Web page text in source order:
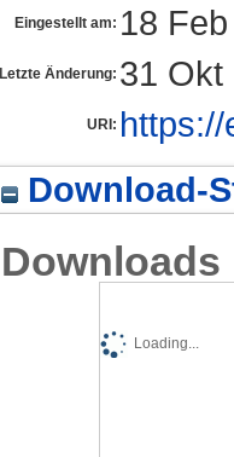
Eingestellt am: 18
Letzte Änderung: 31 Okt
URI:
Download-
Downloads
Loading...